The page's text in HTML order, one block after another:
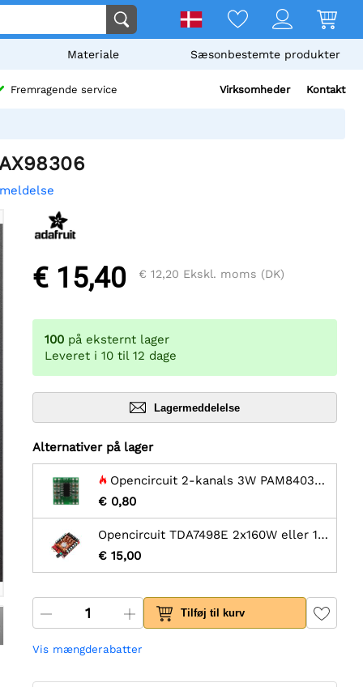
Materiale Sæsonbestemte produkter
Fremragende service Virksomheder Kontakt
€ 15,40 € 12,20 Ekskl. moms (DK)
100 på eksternt lager
Leveret i 10 til 12 dage
Lagermeddelelse
Alternativer på lager
Opencircuit 2-kanals 3W PAM8403 lydforstærkermodul
€ 0,80
Opencircuit TDA7498E 2x160W eller 1x220W lydforstærker
€ 15,00
Tilføj til kurv
Vis mængderabatter